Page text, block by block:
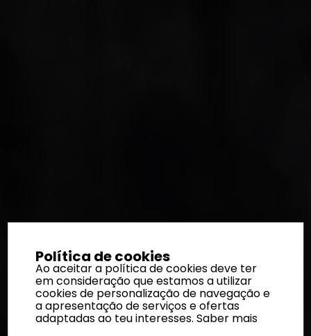
Política de cookies
Ao aceitar a política de cookies deve ter
em consideração que estamos a utilizar
cookies de personalização de navegação e
a apresentação de serviços e ofertas
adaptadas ao teu interesses.Saber mais